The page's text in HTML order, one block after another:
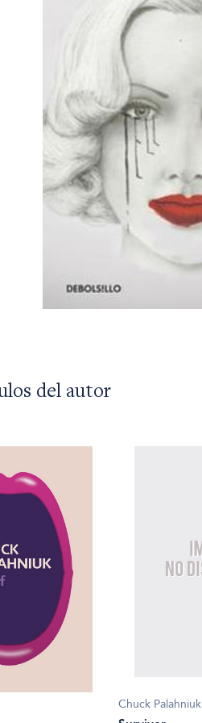
del autor
Chuck Palahniuk